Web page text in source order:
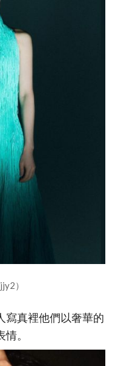
）
寫真裡他們以奢華的
。